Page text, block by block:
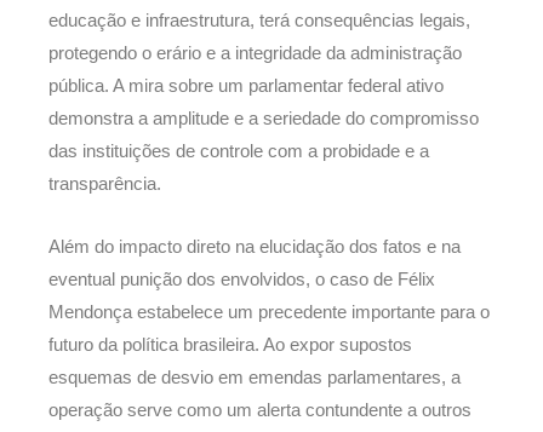
educação e infraestrutura, terá consequências legais,
protegendo o erário e a integridade da administração
pública. A mira sobre um parlamentar federal ativo
demonstra a amplitude e a seriedade do compromisso
das instituições de controle com a probidade e a
transparência.
Além do impacto direto na elucidação dos fatos e na
eventual punição dos envolvidos, o caso de Félix
Mendonça estabelece um precedente importante para o
futuro da política brasileira. Ao expor supostos
esquemas de desvio em emendas parlamentares, a
operação serve como um alerta contundente a outros